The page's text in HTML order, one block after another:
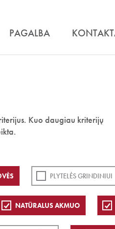
PAGALBA
Kuo daugiau kriterijų
PLYTELĖS GRINDINIUI
NATŪRALUS AKMUO